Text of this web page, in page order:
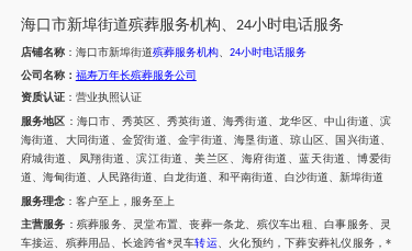
海口市新埠街道殡葬服务机构、 24小时电话服务
店铺名称： 海口市新埠街道殡葬服务机构、 24小时电话服务
公司名称： 福寿万年长殡葬服务公司
资质认证：营业执照认证
服务地区 ：海口市、 秀英区 秀英街道 海秀街道、龙华区、中山街道 、滨
海街道
大同街道 金贸街道 、金宇街道 、海垦街道、琼山区 国兴街道
府城街道
凤翔街道 、滨江街道 、美兰区 海府街道 、蓝天街道 、博爱街
道
海甸街道 人民路街道 白龙街道 和平南街道 白沙街道
新埠街道
服务理念：客户至上，服务至上
主营服务 ：殡葬服务、灵堂布置、丧葬一条龙、殡仪车出租、白事服务、灵
车接运、殡葬用品、长途跨省*灵车转运、火化预约，下葬安葬礼仪服务，*